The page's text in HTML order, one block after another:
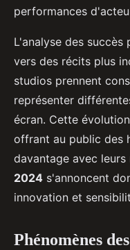
performances
L'analyse des succès
vers des récits plus
studios prennent
représenter
écran. Cette
offrant au public des
davantage avec leurs
2024 s'annoncent
innovation et
Phénomènes